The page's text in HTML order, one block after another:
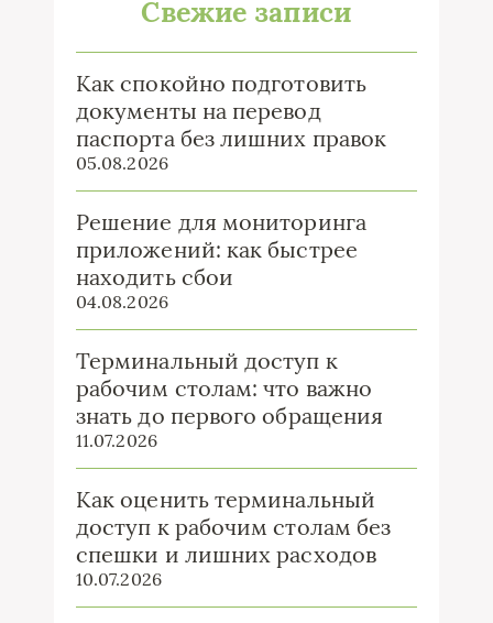
Свежие записи
Как спокойно подготовить
документы на перевод
паспорта без лишних правок
05.08.2026
Решение для мониторинга
приложений: как быстрее
находить сбои
04.08.2026
Терминальный доступ к
рабочим столам: что важно
знать до первого обращения
11.07.2026
Как оценить терминальный
доступ к рабочим столам без
спешки и лишних расходов
10.07.2026